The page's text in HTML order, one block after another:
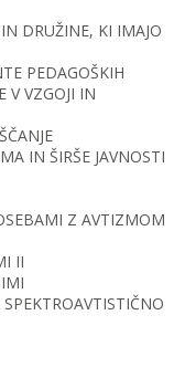
DRUŽINE, KI IMAJO
PEDAGOŠKIH
V VZGOJI IN
IN ŠIRŠE JAVNOSTI
Z AVTIZMOM
II